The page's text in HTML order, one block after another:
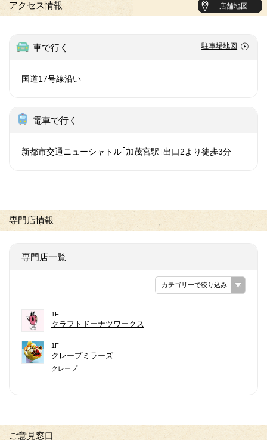
アクセス情報 店舗地図
車で行く 駐車場地図
国道17号線沿い
電車で行く
新都市交通ニューシャトル｢加茂宮駅｣出口2より徒歩3分
専門店情報
専門店一覧
カテゴリーで絞り込み
1F
クラフトドーナツワークス
1F
クレープミラーズ
クレープ
ご意見窓口